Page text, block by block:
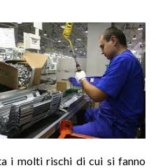
i molti rischi di cui si fanno